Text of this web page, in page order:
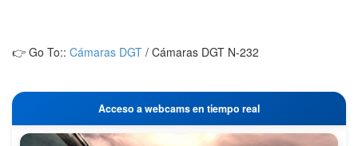
👉 Go To:: Cámaras DGT / Cámaras DGT N-232
Acceso a webcams en tiempo real